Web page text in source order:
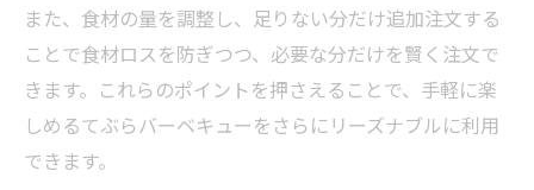
また、食材の量を調整し、足りない分だけ追加注文する
ことで食材ロスを防ぎつつ、必要な分だけを賢く注文で
きます。これらのポイントを押さえることで、手軽に楽
しめるてぶらバーベキューをさらにリーズナブルに利用
できます。